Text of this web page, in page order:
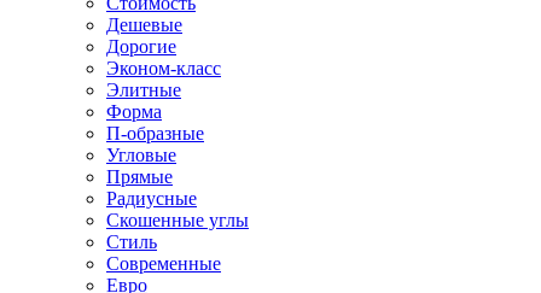
Дешевые
Дорогие
Эконом-класс
Элитные
Форма
П-образные
Угловые
Прямые
Радиусные
Скошенные углы
Стиль
Современные
Евро